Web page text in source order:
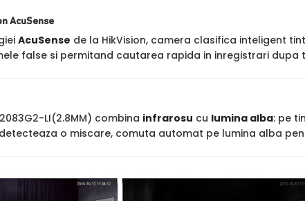
AcuSense
AcuSense de la HikVision, camera clasifica inteligent
false si permitand cautarea rapida in inregistrari dupa
LI(2.8MM) combina infrarosu cu lumina alba: pe
o miscare, comuta automat pe lumina alba